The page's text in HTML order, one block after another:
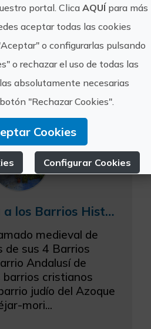
más
del arte modernista
así como
los más
que
entre finales del
Visita Guiada a los Barrios Históricos de Chelva
medieval de
de sus 4 Barrios
Andalusí de
barrios cristianos
judío del Azoque
mori...
portal. ClicaAQUÍpara más
aceptar todas las cookies
o configurarlas pulsando
o rechazar el uso de todas las
absolutamente necesarias
"Rechazar Cookies".
Cookies
Configurar Cookies
Más información